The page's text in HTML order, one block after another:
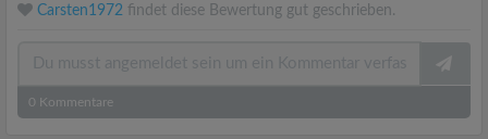
Carsten1972 findet diese Bewertung gut geschrieben.
0 Kommentare